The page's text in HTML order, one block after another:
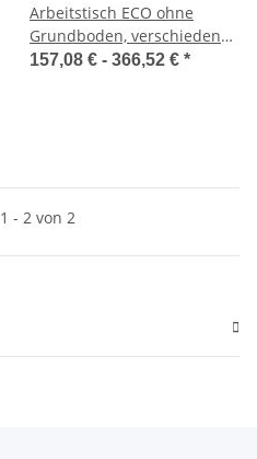
Arbeitstisch ECO ohne
Grundboden, verschiedene
Größen, mit Verstrebung
157,08 € - 366,52 € *
- 2 von 2